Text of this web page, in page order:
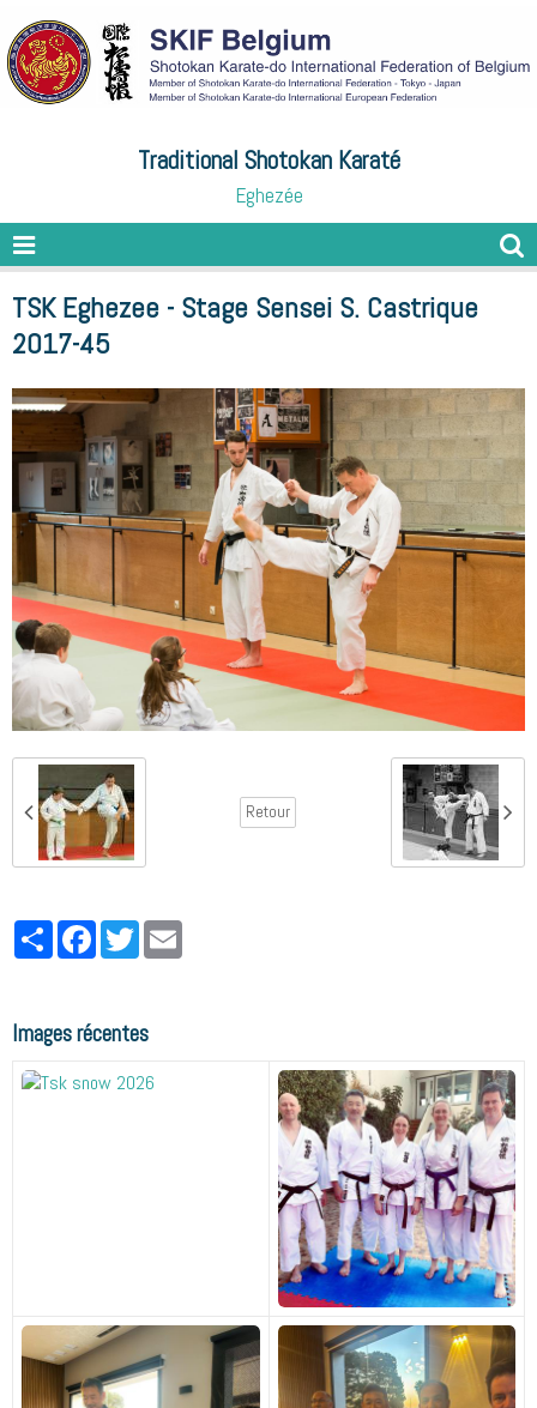
Traditional Shotokan Karaté
Eghezée
TSK Eghezee - Stage Sensei S. Castrique
2017-45
Retour
PartagerFacebookTwitter
Images récentes